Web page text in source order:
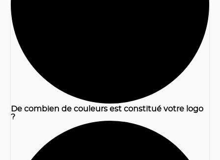
De combien de couleurs est constitué votre logo
?